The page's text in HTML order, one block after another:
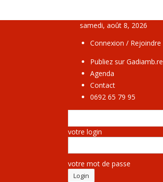
samedi, août 8, 2026
Connexion / Rejoindre
Publiez sur Gadiamb.re
Agenda
Contact
0692 65 79 95
votre login
votre mot de passe